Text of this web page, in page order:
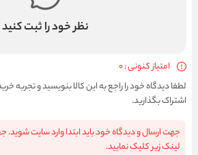
نظر خود را ثبت کنید
امتیاز کنونی : 0
لطفا دیدگاه خود را راجع به این کالا بنویسید و تجربه
اشتراک بگذارید.
جهت ارسال و دیدگاه خود باید ابتدا وارد سایت
لینک زیر کلیک نمایید.